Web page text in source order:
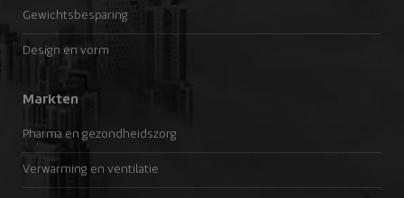
Gewichtsbesparing
Design en vorm
Markten
Pharma en gezondheidszorg
Verwarming en ventilatie